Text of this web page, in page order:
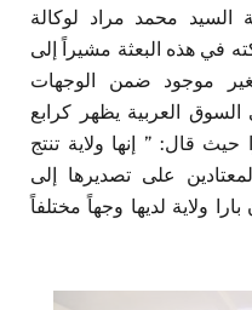
السيد محمد مراد لوكالة
في هذه البعثة مشيراً إلى
موجود ضمن الوجهات
السوق العربية يظهر كرابع
قال: ” إنها ولاية تنتج
على تصديرها إلى
ولاية لديها وجهاً مختلفاً